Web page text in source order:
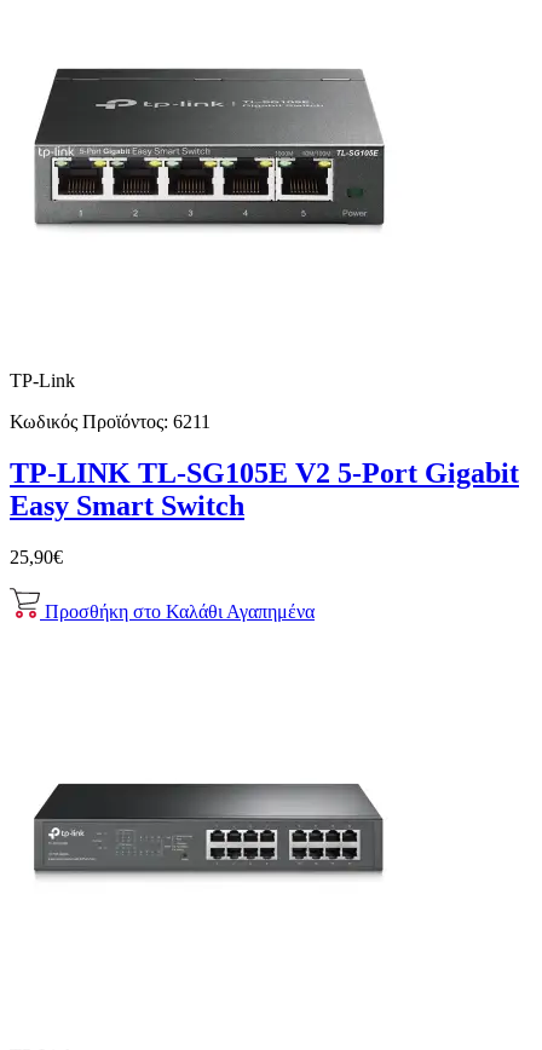
TP-Link
Κωδικός Προϊόντος: 6211
TP-LINK TL-SG105E V2 5-Port Gigabit
Easy Smart Switch
25,90€
Προσθήκη στο Καλάθι Αγαπημένα